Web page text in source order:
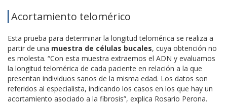
Acortamiento telomérico
Esta prueba para determinar la longitud telomérica se realiza a
partir de una muestra de células bucales, cuya obtención no
es molesta. “Con esta muestra extraemos el ADN y evaluamos
la longitud telomérica de cada paciente en relación a la que
presentan individuos sanos de la misma edad. Los datos son
referidos al especialista, indicando los casos en los que hay un
acortamiento asociado a la fibrosis”, explica Rosario Perona.